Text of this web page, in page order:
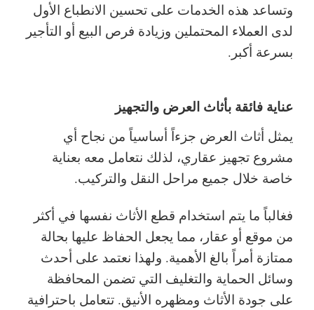
وتساعد هذه الخدمات على تحسين الانطباع الأول
لدى العملاء المحتملين وزيادة فرص البيع أو التأجير
بسرعة أكبر.
عناية فائقة بأثاث العرض والتجهيز
يمثل أثاث العرض جزءاً أساسياً من نجاح أي
مشروع تجهيز عقاري، لذلك نتعامل معه بعناية
خاصة خلال جميع مراحل النقل والتركيب.
فغالباً ما يتم استخدام قطع الأثاث نفسها في أكثر
من موقع أو عقار، مما يجعل الحفاظ عليها بحالة
ممتازة أمراً بالغ الأهمية. ولهذا نعتمد على أحدث
وسائل الحماية والتغليف التي تضمن المحافظة
على جودة الأثاث ومظهره الأنيق. تتعامل باحترافية